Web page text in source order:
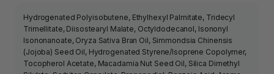
Hydrogenated Polyisobutene, Ethylhexyl Palmitate, Tridecyl
Trimellitate, Diisostearyl Malate, Octyldodecanol, Isononyl
Isononanoate, Oryza Sativa Bran Oil, Simmondsia Chinensis
(Jojoba) Seed Oil, Hydrogenated Styrene/Isoprene Copolymer,
Tocopherol Acetate, Macadamia Nut Seed Oil, Silica Dimethyl